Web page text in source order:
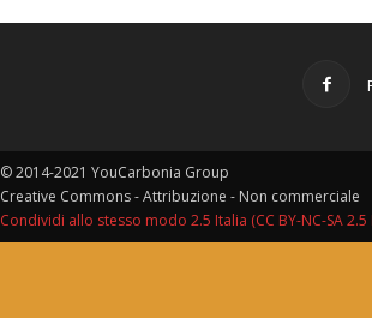
© 2014-2021 YouCarbonia Group
Creative Commons - Attribuzione - Non commerciale
Condividi allo stesso modo 2.5 Italia (CC BY-NC-SA 2.5